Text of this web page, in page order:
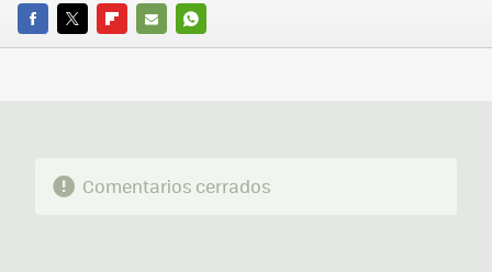
FACEBOOK
TWITTERFLIPBOARD
E-
WHATSAPP
Comentarios cerrados